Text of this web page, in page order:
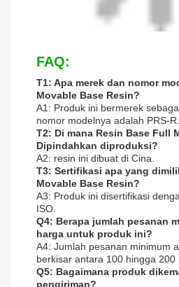
FAQ:
T1: Apa merek dan nomor
Movable Base Resin?
A1: Produk ini bermerek
nomor modelnya adalah PRS-R.
T2: Di mana Resin Base Full
Dipindahkan diproduksi?
A2: resin ini dibuat di Cina.
T3: Sertifikasi apa yang
Movable Base Resin?
A3: Produk ini disertifikasi
ISO.
Q4: Berapa jumlah pesanan
harga untuk produk ini?
A4: Jumlah pesanan minimum
berkisar antara 100 hingga 200
Q5: Bagaimana produk
pengiriman?